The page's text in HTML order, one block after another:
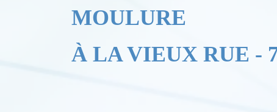
MOULURE
À LA VIEUX RUE -